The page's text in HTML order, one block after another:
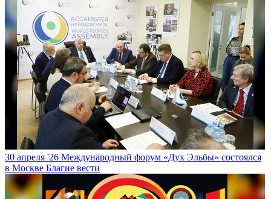
30 апреля '26 Международный форум «Дух Эльбы» состоялся
в Москве Благие вести